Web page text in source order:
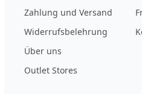
Zahlung und Versand
Widerrufsbelehrung
Über uns
Outlet Stores